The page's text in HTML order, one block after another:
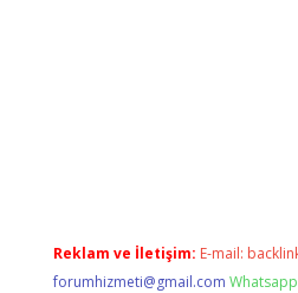
Reklam ve İletişim: E-mail:
forumhizmeti@gmail.com